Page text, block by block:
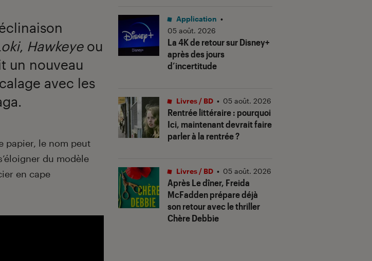
, Hawkeyeou
un nouveau
avec les
papier, le nom peut
du modèle
en cape
La 4K de retour sur Disney+
après des jours
d’incertitude
Application •
05 août. 2026
Rentrée littéraire : pourquoi
Ici, maintenant devrait faire
parler à la rentrée ?
Livres / BD • 05 août. 2026
AprèsLe dîner, Freida
McFadden prépare déjà
son retour avec le thriller
Chère Debbie
Livres / BD • 05 août. 2026